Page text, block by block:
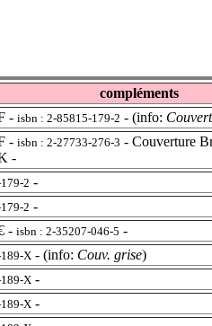
compléments
- isbn : 2-85815-179-2 - (info:
- isbn : 2-27733-276-3 - Couverture
-
2 -
2 -
- isbn : 2-35207-046-5 -
X - (info: Couv. grise)
X -
X -